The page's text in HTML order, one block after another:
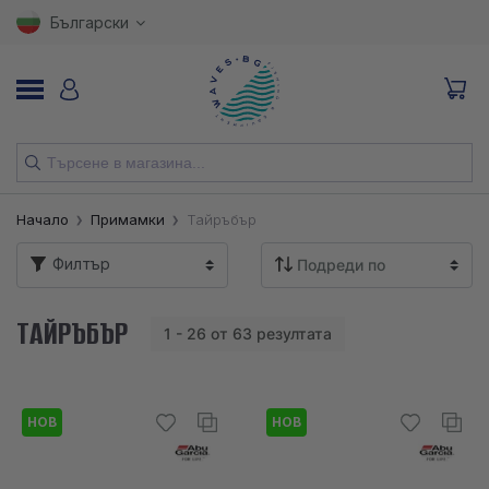
Български
НОВИ
ВЪДИЦИ
МАКАРИ
КУКИ
Начало Примамки Тайръбър
Филтър
ТАЙРЪБЪР 1 - 26 от 63 резултата
НОВ НОВ